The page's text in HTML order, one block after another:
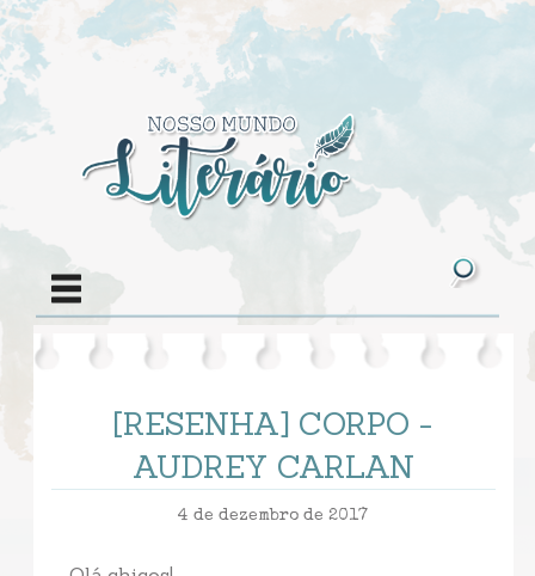
[RESENHA] CORPO -
AUDREY CARLAN
4 de dezembro de 2017